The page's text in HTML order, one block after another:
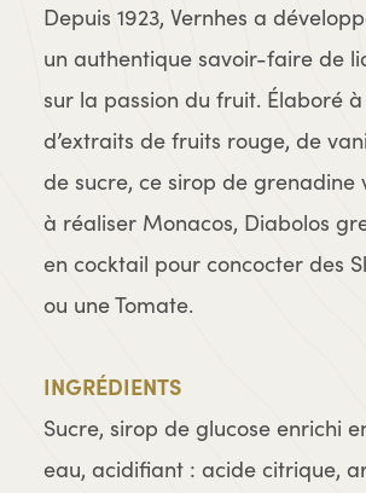
Depuis 1923, Vernhes a
un authentique savoir-faire de
sur la passion du fruit. Élaboré
d’extraits de fruits rouge, de
de sucre, ce sirop de grenadine
à réaliser Monacos, Diabolos
en cocktail pour concocter des
ou une Tomate.
INGRÉDIENTS
Sucre, sirop de glucose enrichi
eau, acidifiant : acide citrique,